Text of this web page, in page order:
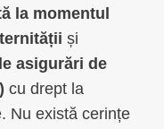
la momentul
și
asigurări de
cu drept la
Nu există cerințe